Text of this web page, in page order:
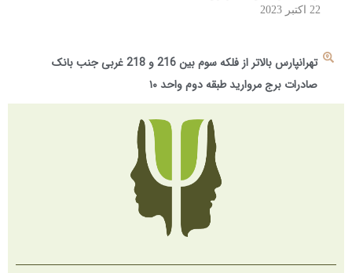
تهرانپارس بالاتر از فلکه سوم بین 216 و 218 غربی جنب بانک
صادرات برج مروارید طبقه دوم واحد ۱۰